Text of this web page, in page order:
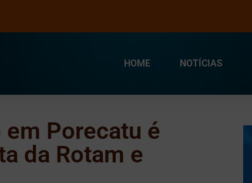
HOME NOTÍCIAS
Porecatu é
da Rotam e